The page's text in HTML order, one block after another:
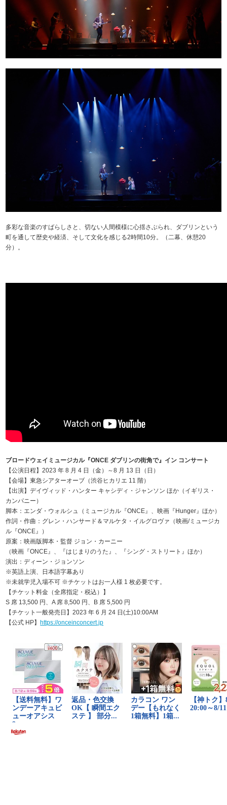
多彩な音楽のすばらしさと、切ない人間模様に心揺さぶられ、ダブリンという
町を通して歴史や経済、そして文化を感じる2時間10分。（二幕、休憩20
分）。
ブロードウェイミュージカル『ONCE ダブリンの街角で』イン コンサート
【公演日程】2023 年 8 月 4 日（金）～8 月 13 日（日）
【会場】東急シアターオーブ（渋谷ヒカリエ 11 階）
【出演】デイヴィッド・ハンター キャシディ・ジャンソン ほか（イギリス・
カンパニー）
脚本：エンダ・ウォルシュ（ミュージカル『ONCE』、映画『Hunger』ほか）
作詞・作曲：グレン・ハンサード＆マルケタ・イルグロヴァ（映画/ミュージカ
ル『ONCE』）
原案：映画版脚本・監督 ジョン・カーニー
（映画『ONCE』、『はじまりのうた』、『シング・ストリート』ほか）
演出：ディーン・ジョンソン
※英語上演、日本語字幕あり
※未就学児入場不可 ※チケットはお一人様 1 枚必要です。
【チケット料金（全席指定・税込）】
S 席 13,500 円、A 席 8,500 円、B 席 5,500 円
【チケット一般発売日】2023 年 6 月 24 日(土)10:00AM
【公式 HP】 https://onceinconcert.jp